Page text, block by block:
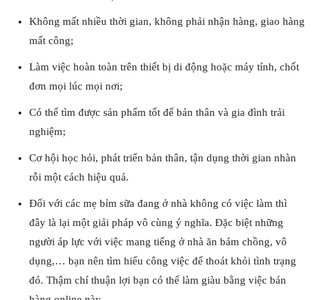
Không mất nhiều thời gian, không phải nhận hàng, giao hàng
mất công;
Làm việc hoàn toàn trên thiết bị di động hoặc máy tính, chốt
đơn mọi lúc mọi nơi;
Có thể tìm được sản phẩm tốt để bản thân và gia đình trải
nghiệm;
Cơ hội học hỏi, phát triển bản thân, tận dụng thời gian nhàn
rỗi một cách hiệu quả.
Đối với các mẹ bỉm sữa đang ở nhà không có việc làm thì
đây là lại một giải pháp vô cùng ý nghĩa. Đặc biệt những
người áp lực với việc mang tiếng ở nhà ăn bám chồng, vô
dụng,… bạn nên tìm hiểu công việc để thoát khỏi tình trạng
đó. Thậm chí thuận lợi bạn có thể làm giàu bằng việc bán